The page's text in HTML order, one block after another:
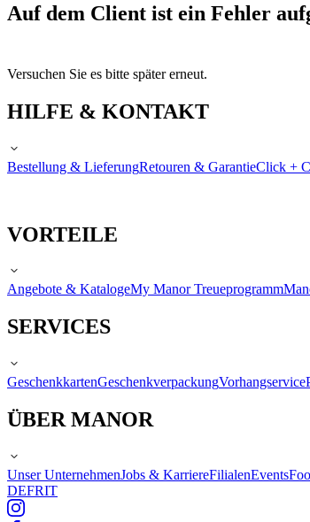
Auf dem Client ist ein Fehler
Versuchen Sie es bitte später erneut.
HILFE & KONTAKT
Bestellung & LieferungRetouren & GarantieClick +
VORTEILE
Angebote & KatalogeMy Manor Treueprogramm
SERVICES
GeschenkkartenGeschenkverpackungVorhangservice
ÜBER MANOR
Unser UnternehmenJobs & KarriereFilialenEvents
DEFRIT